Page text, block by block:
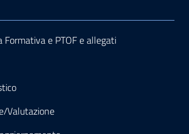
Formativa e PTOF e allegati
Valutazione